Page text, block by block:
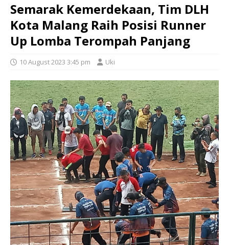
Semarak Kemerdekaan, Tim DLH
Kota Malang Raih Posisi Runner
Up Lomba Terompah Panjang
10 August 2023 3:45 pm Uki